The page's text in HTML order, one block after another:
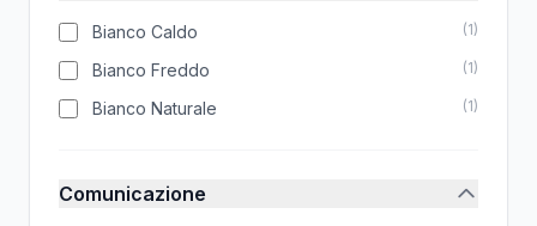
Bianco Caldo (1)
Bianco Freddo (1)
Bianco Naturale (1)
Comunicazione